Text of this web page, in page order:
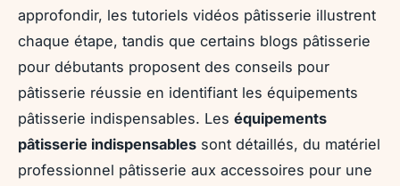
approfondir, les tutoriels vidéos pâtisserie illustrent
chaque étape, tandis que certains blogs pâtisserie
pour débutants proposent des conseils pour
pâtisserie réussie en identifiant les équipements
pâtisserie indispensables. Les équipements
pâtisserie indispensables sont détaillés, du matériel
professionnel pâtisserie aux accessoires pour une